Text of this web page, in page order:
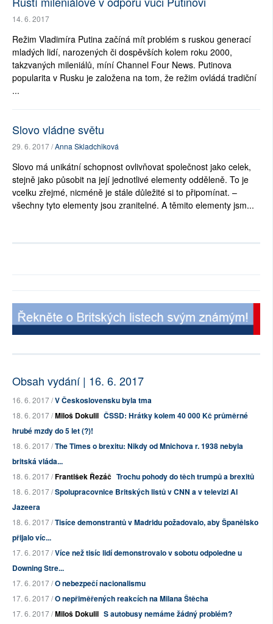
14. 6. 2017
Režim Vladimíra Putina začíná mít problém s ruskou generací
mladých lidí, narozených či dospěvších kolem roku 2000,
takzvaných mileniálů, míní Channel Four News. Putinova
popularita v Rusku je založena na tom, že režim ovládá tradiční
...
Slovo vládne světu
29. 6. 2017 /Anna Skladchiková
Slovo má unikátní schopnost ovlivňovat společnost jako celek,
stejně jako působit na její jednotlivé elementy odděleně. To je
vcelku zřejmé, nicméně je stále důležité si to připomínat. –
všechny tyto elementy jsou zranitelné. A těmito elementy jsm...
Obsah vydání | 16. 6. 2017
16. 6. 2017 /V Československu byla tma
18. 6. 2017 /Miloš Dokulil ČSSD: Hrátky kolem 40 000 Kč průměrné
hrubé mzdy do 5 let (?)!
18. 6. 2017 /The Times o brexitu: Nikdy od Mnichova r. 1938 nebyla
britská vláda...
18. 6. 2017 /František Řezáč Trochu pohody do těch trumpů a brexitů
18. 6. 2017 /Spolupracovnice Britských listů v CNN a v televizi Al
Jazeera
18. 6. 2017 /Tisíce demonstrantů v Madridu požadovalo, aby Španělsko
přijalo víc...
17. 6. 2017 /Více než tisíc lidí demonstrovalo v sobotu odpoledne u
Downing Stre...
17. 6. 2017 /O nebezpečí nacionalismu
17. 6. 2017 /O nepřiměřených reakcích na Milana Štěcha
17. 6. 2017 /Miloš Dokulil S autobusy nemáme žádný problém?